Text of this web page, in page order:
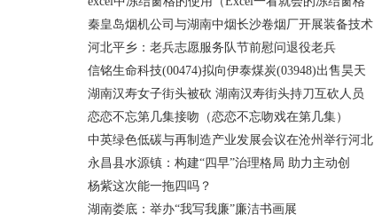
秦皇岛烟机公司与湖南中烟长沙卷烟厂开展装备技术
河北平乡：老兵志愿服务队节前慰问退役老兵
信铭生命科技(00474)拟向伊泰煤炭(03948)出售昊天
湖南汉寿女子街头被砍 湖南汉寿街头持刀互砍人员
恋恋不忘第几集接吻（恋恋不忘吻戏在第几集）
中英绿色低碳与再制造产业发展会议在沧州举行河北
永昌县水源镇：构建“四早”治理格局 助力主动创
杨紫这次能一拖四吗？
湖南娄底：举办“我写我廉”廉洁书画展